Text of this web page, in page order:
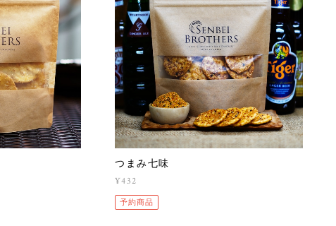
つまみ七味
¥432
予約商品